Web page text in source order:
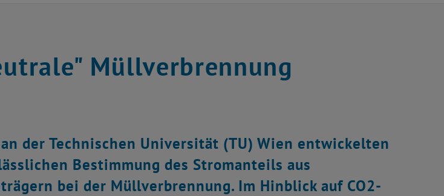
Müllverbrennung
der Technischen Universität (TU) Wien entwickelten
Bestimmung des Stromanteils aus
bei der Müllverbrennung. Im Hinblick auf CO2-